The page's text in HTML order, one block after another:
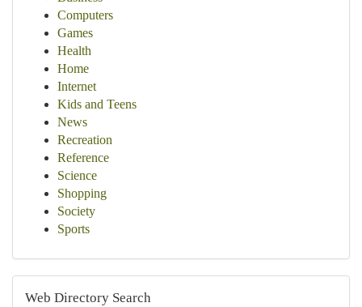
Computers
Games
Health
Home
Internet
Kids and Teens
News
Recreation
Reference
Science
Shopping
Society
Sports
Web Directory Search